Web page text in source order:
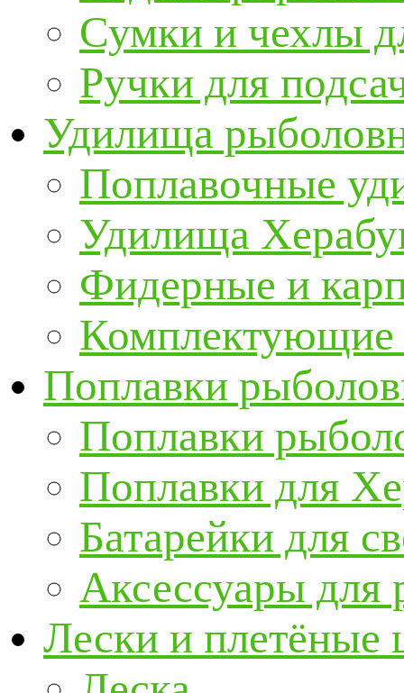
Сумки и чехлы
Ручки для
Удилища
Поплавочные
Удилища
Фидерные и
Поплавки
Поплавки
Поплавки для
Батарейки для
Аксессуары для
Лески и